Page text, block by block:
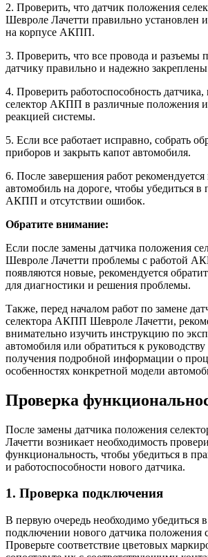
2. Проверить, что датчик положения
Шевроле Лачетти правильно установлен
на корпусе АКПП.
3. Проверить, что все провода и разъемы
датчику правильно и надежно
4. Проверить работоспособность датчика,
селектор АКПП в различные положения и
реакцией системы.
5. Если все работает исправно, собрать
приборов и закрыть капот автомобиля.
6. После завершения работ рекомендуется
автомобиль на дороге, чтобы убедиться в
АКПП и отсутствии ошибок.
Обратите внимание:
Если после замены датчика положения
Шевроле Лачетти проблемы с работой
появляются новые, рекомендуется
для диагностики и решения проблемы.
Также, перед началом работ по замене
селектора АКПП Шевроле Лачетти,
внимательно изучить инструкцию по
автомобиля или обратиться к
получения подробной информации о
особенностях конкретной модели
Проверка
После замены датчика положения
Лачетти возникает необходимость
функциональность, чтобы убедиться в
и работоспособности нового датчика.
1. Проверка подключения
В первую очередь необходимо убедиться
подключении нового датчика
Проверьте соответствие цветовых